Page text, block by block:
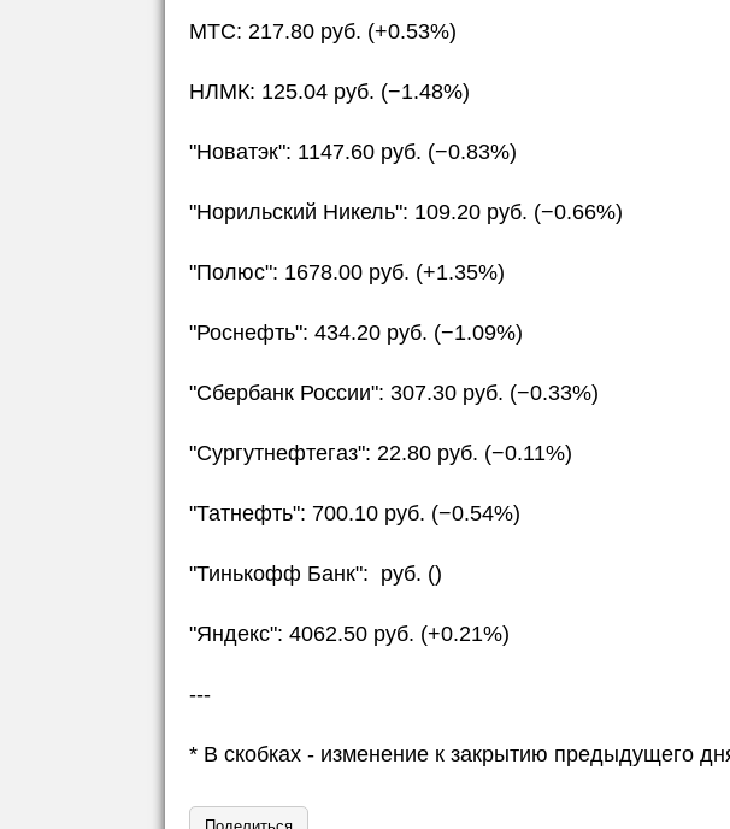
МТС: 217.80 руб. (+0.53%)
НЛМК: 125.04 руб. (−1.48%)
"Новатэк": 1147.60 руб. (−0.83%)
"Норильский Никель": 109.20 руб. (−0.66%)
"Полюс": 1678.00 руб. (+1.35%)
"Роснефть": 434.20 руб. (−1.09%)
"Сбербанк России": 307.30 руб. (−0.33%)
"Сургутнефтегаз": 22.80 руб. (−0.11%)
"Татнефть": 700.10 руб. (−0.54%)
"Тинькофф Банк": руб. ()
"Яндекс": 4062.50 руб. (+0.21%)
---
* В скобках - изменение к закрытию предыдущего